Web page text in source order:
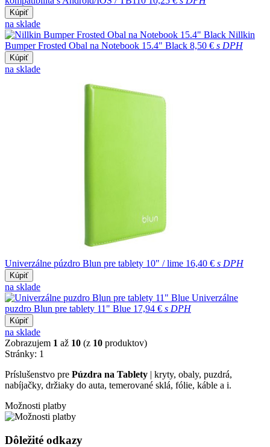
Kúpiť
na sklade
Nillkin
Bumper Frosted Obal na Notebook 15.4" Black 8,50 € s DPH
Kúpiť
na sklade
Univerzálne púzdro Blun pre tablety 10" / lime 16,40 € s DPH
Kúpiť
na sklade
Univerzálne
puzdro Blun pre tablety 11" Blue 17,94 € s DPH
Kúpiť
na sklade
Zobrazujem 1 až 10 (z 10 produktov)
Stránky: 1
Príslušenstvo pre Púzdra na Tablety | kryty, obaly, puzdrá,
nabíjačky, držiaky do auta, temerované sklá, fólie, káble a i.
Možnosti platby
Dôležité odkazy